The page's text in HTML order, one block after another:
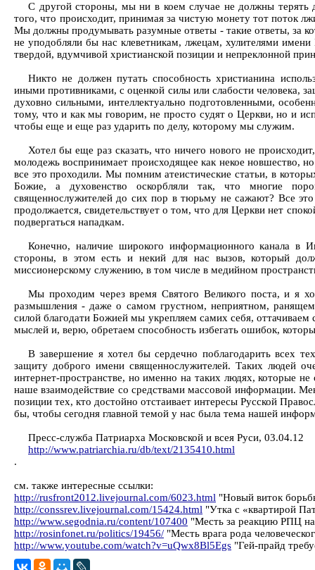
С другой стороны, мы ни в коем случае не должны терять
того, что происходит, принимая за чистую монету тот поток
Мы должны продумывать разумные ответы - такие ответы, за
не уподобляли бы нас клеветникам, лжецам, хулителями
твердой, вдумчивой христианской позиции и непреклонной
Никто не должен путать способность христианина
иными противниками, с оценкой силы или слабости
духовно сильными, интеллектуально подготовленными,
тому, что и как мы говорим, не просто судят о Церкви, но и
чтобы еще и еще раз ударить по делу, которому мы служим.
Хотел бы еще раз сказать, что ничего нового не
молодежь воспринимает происходящее как некое новшество,
все это проходили. Мы помним атеистические статьи, в
Божие, а духовенство оскорбляли так, что многие
священнослужителей до сих пор в тюрьму не сажают? Все
продолжается, свидетельствует о том, что для Церкви нет
подвергаться нападкам.
Конечно, наличие широкого информационного канала в
стороны, в этом есть и некий для нас вызов, который
миссионерскому служению, в том числе в медийном
Мы проходим через время Святого Великого поста, и я
размышления - даже о самом грустном, неприятном,
силой благодати Божией мы укрепляем самих себя,
мыслей и, верю, обретаем способность избегать ошибок,
В завершение я хотел бы сердечно поблагодарить всех
защиту доброго имени священнослужителей. Таких людей
интернет-пространстве, но именно на таких людях, которые
наше взаимодействие со средствами массовой информации.
позиции тех, кто достойно отстаивает интересы Русской
бы, чтобы сегодня главной темой у нас была тема нашей
Пресс-служба Патриарха Московской и всея Руси, 03.04.12
http://www.patriarchia.ru/db/text/2135410.html
.
см. также интересные ссылки:
http://rusfront2012.livejournal.com/6023.html "Новый виток
http://conssrev.livejournal.com/15424.html "Утка c «квартирой
http://www.segodnia.ru/content/107400 "Месть за реакцию РПЦ
http://rosinfonet.ru/politics/19456/ "Месть врага рода
http://www.youtube.com/watch?v=uQwx8Bl5Egs "Гей-прайд